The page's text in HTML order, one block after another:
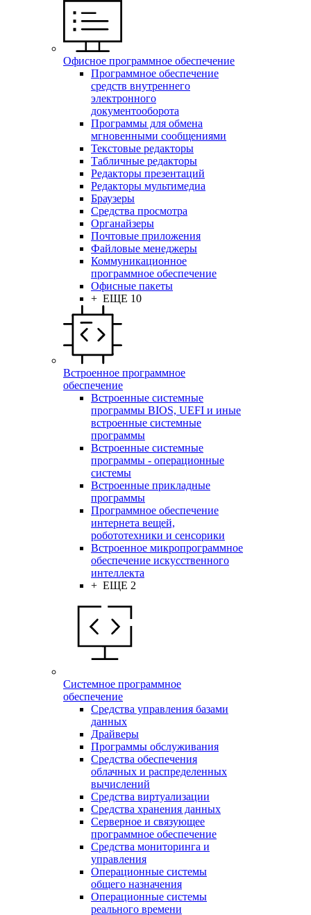
Офисное программное обеспечение
Программное обеспечение
средств внутреннего
электронного
документооборота
Программы для обмена
мгновенными сообщениями
Текстовые редакторы
Табличные редакторы
Редакторы презентаций
Редакторы мультимедиа
Браузеры
Средства просмотра
Органайзеры
Почтовые приложения
Файловые менеджеры
Коммуникационное
программное обеспечение
Офисные пакеты
+ ЕЩЕ 10
Встроенное программное
обеспечение
Встроенные системные
программы BIOS, UEFI и иные
встроенные системные
программы
Встроенные системные
программы - операционные
системы
Встроенные прикладные
программы
Программное обеспечение
интернета вещей,
робототехники и сенсорики
Встроенное микропрограммное
обеспечение искусственного
интеллекта
+ ЕЩЕ 2
Системное программное
обеспечение
Средства управления базами
данных
Драйверы
Программы обслуживания
Средства обеспечения
облачных и распределенных
вычислений
Средства виртуализации
Средства хранения данных
Серверное и связующее
программное обеспечение
Средства мониторинга и
управления
Операционные системы
общего назначения
Операционные системы
реального времени